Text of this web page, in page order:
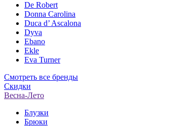
De Robert
Donna Carolina
Duca d’ Ascalona
Dyva
Ebano
Ekle
Eva Turner
Смотреть все бренды
Скидки
Весна-Лето
Блузки
Брюки